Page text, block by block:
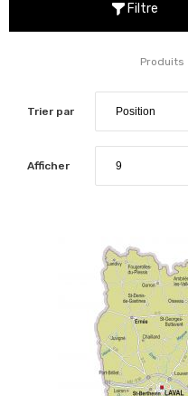
Filtre
Trier par
Produits
Afficher